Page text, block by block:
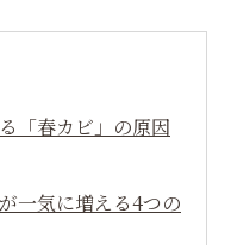
「春カビ」の原因
一気に増える4つの